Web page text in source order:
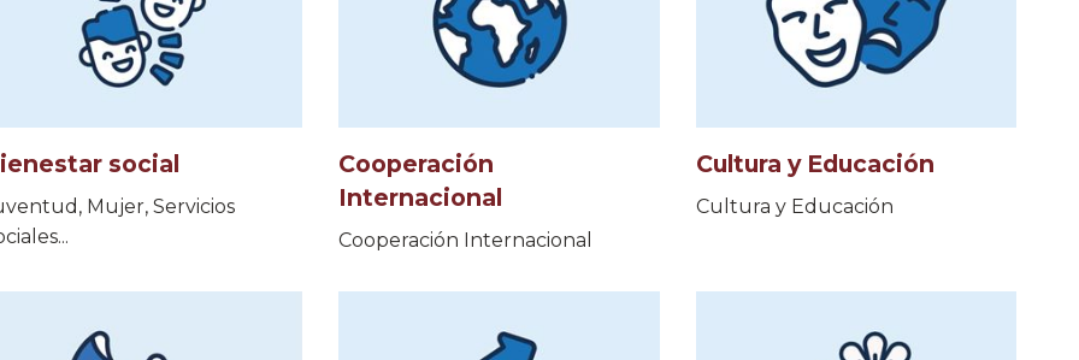
social
Mujer, Servicios
Cooperación
Internacional
Cooperación Internacional
Cultura y Educación
Cultura y Educación